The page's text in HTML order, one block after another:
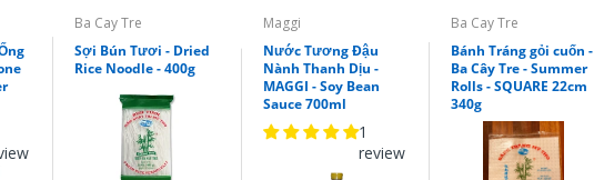
Ba Cay Tre
Sợi Bún Tươi - Dried
Rice Noodle - 400g
Maggi
Nước Tương Đậu
Nành Thanh Dịu -
MAGGI - Soy Bean
Sauce 700ml
1
review
Ba Cay Tre
Bánh Tráng gỏi cuốn -
Ba Cây Tre - Summer
Rolls - SQUARE 22cm
340g